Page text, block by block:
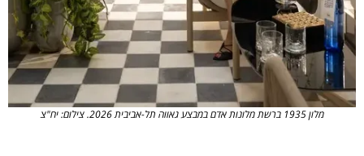
מלון 1935 ברשת מלונות אדם במבצע גאווה תל-אביבית 2026. צילום: יח"צ